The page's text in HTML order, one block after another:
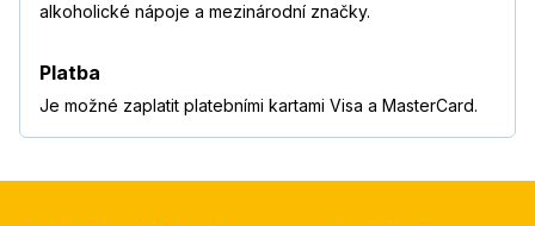
alkoholické nápoje a mezinárodní značky.
Platba
Je možné zaplatit platebními kartami Visa a MasterCard.